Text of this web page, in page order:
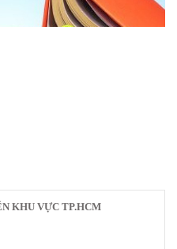
KHU VỰC TP.HCM